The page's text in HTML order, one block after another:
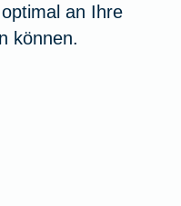
an Ihre
können.